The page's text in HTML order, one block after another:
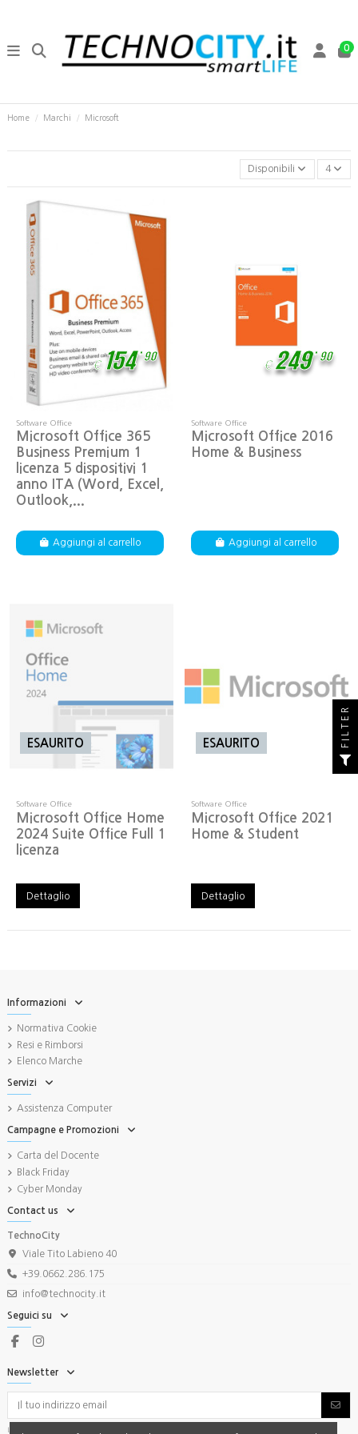
0
Home Marchi Microsoft
Disponibili 4
€154
,90
Software Office
Microsoft Office 365
Business Premium 1
licenza 5 dispositivi 1
anno ITA (Word, Excel,
Outlook,...
Aggiungi al carrello
€ 249
, 90
Software Office
Microsoft Office 2016
Home & Business
Aggiungi al carrello
ESAURITO
Software Office
Microsoft Office Home
2024 Suite Office Full 1
licenza
Dettaglio
ESAURITO
Software Office
Microsoft Office 2021
Home & Student
Dettaglio
Informazioni
Normativa Cookie
Resi e Rimborsi
Elenco Marche
Servizi
Assistenza Computer
Campagne e Promozioni
Carta del Docente
Black Friday
Cyber Monday
Contact us
TechnoCity
Viale Tito Labieno 40
+39.0662.286.175
info@technocity.it
Seguici su
Newsletter
Iscriviti e non perdere le Promo. Puoi annullare
FILTER